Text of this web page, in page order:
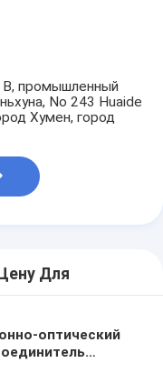
B, промышленный
No 243 Huaide
Хумен, город
Для
оптический